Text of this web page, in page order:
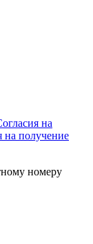
на
на получение
номеру